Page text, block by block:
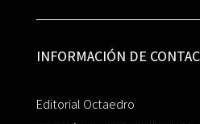
INFORMACIÓN DE
Editorial Octaedro